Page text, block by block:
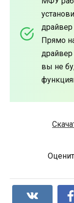
Прямо
драйвер
вы не